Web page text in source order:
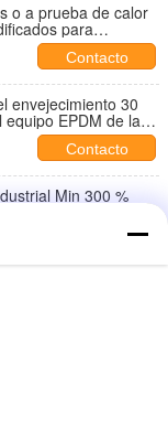
o a prueba de calor
para
Contacto
envejecimiento 30
EPDM de la
Contacto
Min 300 %
Contacto
FDA